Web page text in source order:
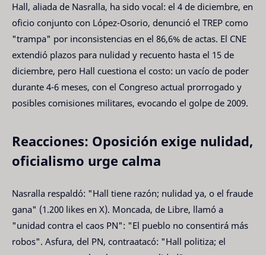
Hall, aliada de Nasralla, ha sido vocal: el 4 de diciembre, en
oficio conjunto con López-Osorio, denunció el TREP como
"trampa" por inconsistencias en el 86,6% de actas. El CNE
extendió plazos para nulidad y recuento hasta el 15 de
diciembre, pero Hall cuestiona el costo: un vacío de poder
durante 4-6 meses, con el Congreso actual prorrogado y
posibles comisiones militares, evocando el golpe de 2009.
Reacciones: Oposición exige nulidad,
oficialismo urge calma
Nasralla respaldó: "Hall tiene razón; nulidad ya, o el fraude
gana" (1.200 likes en X). Moncada, de Libre, llamó a
"unidad contra el caos PN": "El pueblo no consentirá más
robos". Asfura, del PN, contraatacó: "Hall politiza; el